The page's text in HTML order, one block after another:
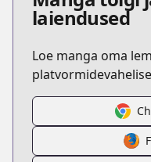
laiendused
Loe manga oma